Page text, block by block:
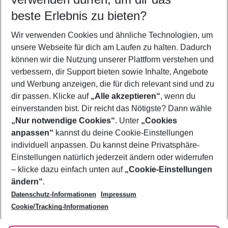
5-8 Nächte
2 Erwachsene Keine Kinder
Mehr Filter anzeigen
Footer
Footer navigation
Über uns
AGB
Bestpreisgarantie
Cookie-Einstellungen ändern
Cookie-Richtlinie
Agenturbetreuung
Barrierefreies Reisen
Folge uns
beste Erlebnis zu bieten?
Wir verwenden Cookies und ähnliche Technologien, um
unsere Webseite für dich am Laufen zu halten. Dadurch
können wir die Nutzung unserer Plattform verstehen und
verbessern, dir Support bieten sowie Inhalte, Angebote
und Werbung anzeigen, die für dich relevant sind und zu
dir passen. Klicke auf „Alle akzeptieren“, wenn du
einverstanden bist. Dir reicht das Nötigste? Dann wähle
„Nur notwendige Cookies“. Unter „Cookies
anpassen“ kannst du deine Cookie-Einstellungen
individuell anpassen. Du kannst deine Privatsphäre-
Einstellungen natürlich jederzeit ändern oder widerrufen
– klicke dazu einfach unten auf „Cookie-Einstellungen
ändern“.
Datenschutz-Informationen
Impressum
Cookie/Tracking-Informationen